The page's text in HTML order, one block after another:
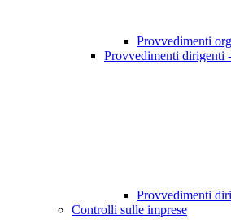
Provvedimenti
Provvedimenti dirigenti
Provvedimenti
Controlli sulle imprese